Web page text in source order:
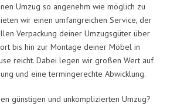
Umzug so angenehm wie möglich zu
wir einen umfangreichen Service, der
Verpackung deiner Umzugsgüter über
bis hin zur Montage deiner Möbel in
reicht. Dabei legen wir großen Wert auf
und eine termingerechte Abwicklung.
günstigen und unkomplizierten Umzug?